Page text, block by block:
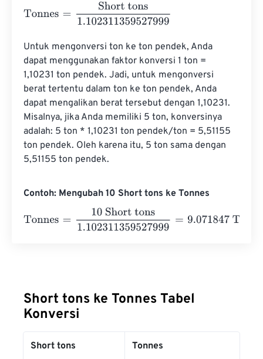
Tonnes Short tons1.102311359527999
Untuk mengonversi ton ke ton pendek, Anda
dapat menggunakan faktor konversi 1 ton =
1,10231 ton pendek. Jadi, untuk mengonversi
berat tertentu dalam ton ke ton pendek, Anda
dapat mengalikan berat tersebut dengan 1,10231.
Misalnya, jika Anda memiliki 5 ton, konversinya
adalah: 5 ton * 1,10231 ton pendek/ton = 5,51155
ton pendek. Oleh karena itu, 5 ton sama dengan
5,51155 ton pendek.
Contoh: Mengubah 10 Short tons ke Tonnes
Tonnes
10 Short tons1.102311359527999=9.071847
Short tons ke Tonnes Tabel
Konversi
Short tons Tonnes